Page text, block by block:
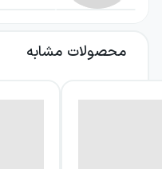
طنزآمیز است. در
محصولات مشابه